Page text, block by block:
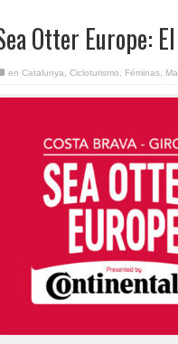
Otter Europe:
en Catalunya Cicloturismo Féminas